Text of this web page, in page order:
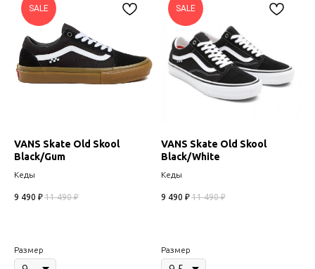
SALE
VANS Skate Old Skool
Black/Gum
Кеды
9 490 ₽ 11 490 ₽
Размер
SALE
VANS Skate Old Skool
Black/White
Кеды
9 490 ₽ 11 490 ₽
Размер